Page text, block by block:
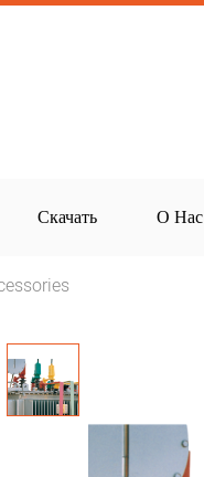
Скачать О Нас